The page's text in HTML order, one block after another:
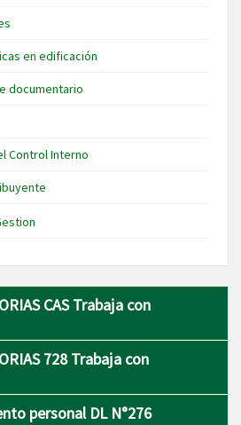
en edificación
documentario
Control Interno
CAS Trabaja con
728 Trabaja con
personal DL N°276